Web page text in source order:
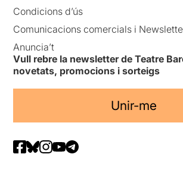
Condicions d’ús
Comunicacions comercials i
Anuncia’t
Vull rebre la newsletter de Teatre
novetats, promocions i sorteigs
Unir-me